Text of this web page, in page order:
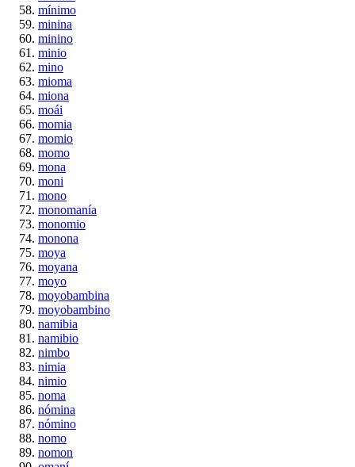
mínimo
minina
minino
minio
mino
mioma
miona
moái
momia
momio
momo
mona
moni
mono
monomanía
monomio
monona
moya
moyana
moyo
moyobambina
moyobambino
namibia
namibio
nimbo
nimia
nimio
noma
nómina
nómino
nomo
nomon